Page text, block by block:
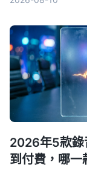
2026年5款錄
到付費，哪一